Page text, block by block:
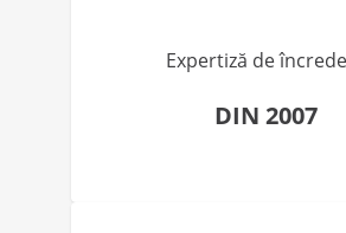
Expertiză de
DIN 2007